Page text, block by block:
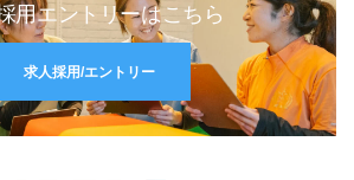
用エントリーはこちら
求人採用/エントリー